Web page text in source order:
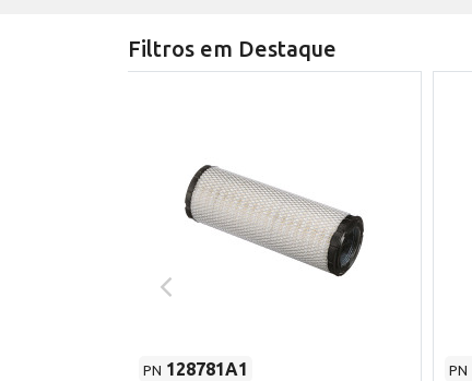
Filtros em Destaque
PN 128781A1
PN